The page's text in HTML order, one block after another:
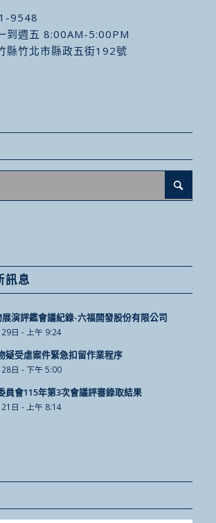
9548
到週五 8:00AM-5:00PM
縣竹北市縣政五街192號
訊息
演評鑑會議紀錄-六福開發股份有限公司
日 - 上午 9:24
疑受虐案件緊急扣留作業程序
日 - 下午 5:00
員會115年第3次會議評審錄取結果
日 - 上午 8:14